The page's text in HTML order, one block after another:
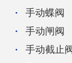
手动蝶阀
手动闸阀
手动截止